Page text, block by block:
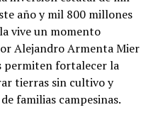
año y mil 800 millones
vive un momento
Alejandro Armenta Mier
permiten fortalecer la
tierras sin cultivo y
familias campesinas.